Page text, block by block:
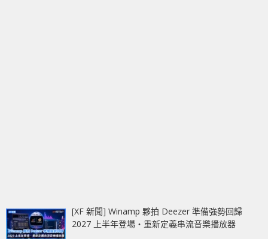
[XF 新聞] Winamp 夥拍 Deezer 準備強勢回歸
2027 上半年登場‧重新定義串流音樂播放器